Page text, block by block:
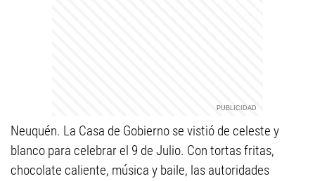
Neuquén. La Casa de Gobierno se vistió de celeste y
blanco para celebrar el 9 de Julio. Con tortas fritas,
chocolate caliente, música y baile, las autoridades